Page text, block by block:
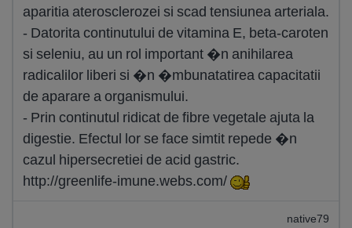
aparitia aterosclerozei si scad tensiunea arteriala.
- Datorita continutului de vitamina E, beta-caroten
si seleniu, au un rol important �n anihilarea
radicalilor liberi si �n �mbunatatirea capacitatii
de aparare a organismului.
- Prin continutul ridicat de fibre vegetale ajuta la
digestie. Efectul lor se face simtit repede �n
cazul hipersecretiei de acid gastric.
http://greenlife-imune.webs.com/
native79